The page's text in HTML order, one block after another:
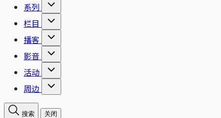
系列
栏目
播客
影音
活动
周边
搜索 关闭